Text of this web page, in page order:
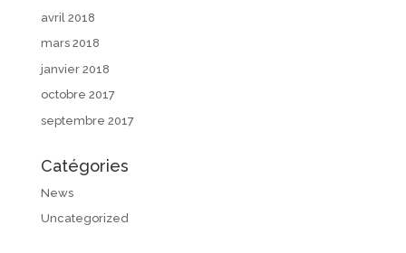
avril 2018
mars 2018
janvier 2018
octobre 2017
septembre 2017
Catégories
News
Uncategorized